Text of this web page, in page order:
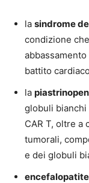
la sindrome
condizione
battito
la
globuli bianchi
CAR T, oltre a
tumorali,
e dei globuli
encefalopatite